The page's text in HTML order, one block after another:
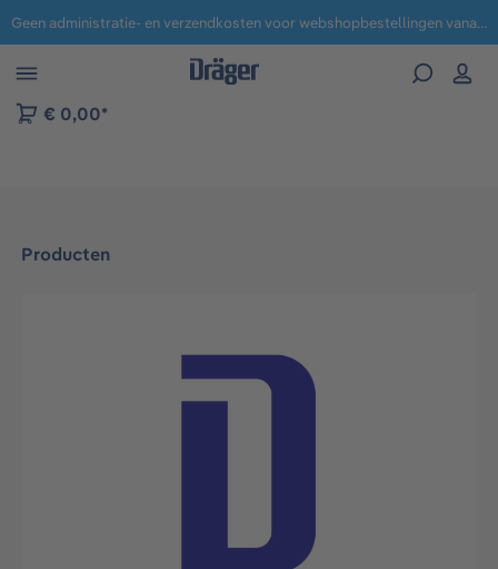
naar navigatie B2B-platform Geen administratie- en verzendkosten voor webshopbestellingen vanaf € 100,-.
€ 0,00*
Producten
Afbeeldingengalerij overslaan